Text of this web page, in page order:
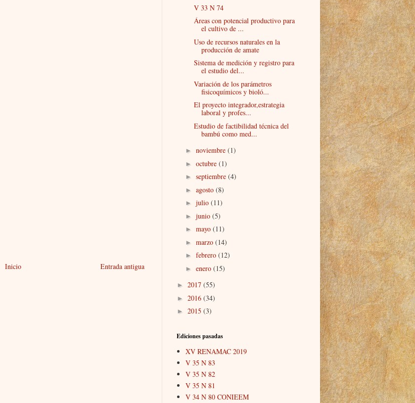
Entrada antigua
Inicio
V 33 N 74
Áreas con potencial productivo para
el cultivo de ...
Uso de recursos naturales en la
producción de amate
Sistema de medición y registro para
el estudio del...
Variación de los parámetros
fisicoquímicos y bioló...
El proyecto integrador,estrategia
laboral y profes...
Estudio de factibilidad técnica del
bambú como med...
► noviembre (1)
► octubre (1)
► septiembre (4)
► agosto (8)
► julio (11)
► junio (5)
► mayo (11)
► marzo (14)
► febrero (12)
► enero (15)
► 2017 (55)
► 2016 (34)
► 2015 (3)
Ediciones pasadas
XV RENAMAC 2019
V 35 N 83
V 35 N 82
V 35 N 81
V 34 N 80 CONIEEM